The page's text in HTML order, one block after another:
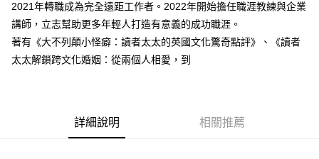
2021年轉職成為完全遠距工作者。2022年開始擔任職涯教練與企業
講師，立志幫助更多年輕人打造有意義的成功職涯。
著有《大不列顛小怪癖：讀者太太的英國文化驚奇點評》、《讀者
太太解鎖跨文化婚姻：從兩個人相愛，到
詳細說明 相關推薦